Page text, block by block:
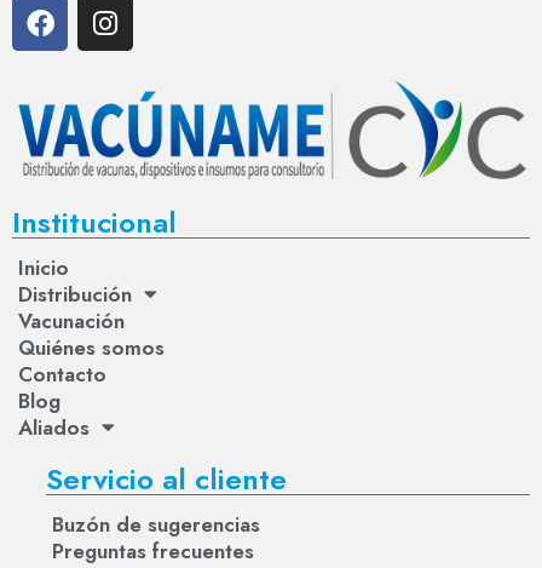
Institucional
Inicio
Distribución
Vacunación
Quiénes somos
Contacto
Blog
Aliados
Servicio al cliente
Buzón de sugerencias
Preguntas frecuentes